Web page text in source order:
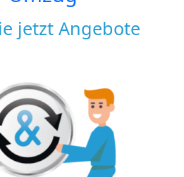
jetzt Angebote